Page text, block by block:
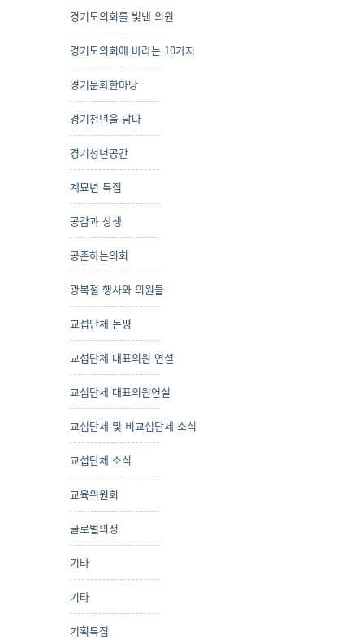
경기도의회를 빛낸 의원
경기도의회에 바라는 10가지
경기문화한마당
경기천년을 담다
경기청년공간
계묘년 특집
공감과 상생
공존하는의회
광복절 행사와 의원들
교섭단체 논평
교섭단체 대표의원 연설
교섭단체 대표의원연설
교섭단체 및 비교섭단체 소식
교섭단체 소식
교육위원회
글로벌의정
기타
기타
기획특집